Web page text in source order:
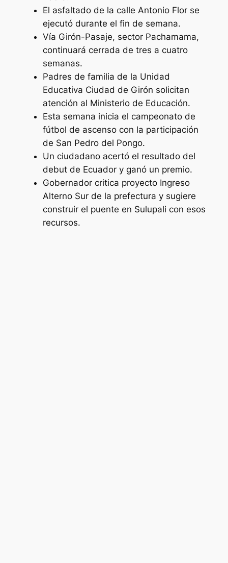
El asfaltado de la calle Antonio Flor se
ejecutó durante el fin de semana.
Vía Girón-Pasaje, sector Pachamama,
continuará cerrada de tres a cuatro
semanas.
Padres de familia de la Unidad
Educativa Ciudad de Girón solicitan
atención al Ministerio de Educación.
Esta semana inicia el campeonato de
fútbol de ascenso con la participación
de San Pedro del Pongo.
Un ciudadano acertó el resultado del
debut de Ecuador y ganó un premio.
Gobernador critica proyecto Ingreso
Alterno Sur de la prefectura y sugiere
construir el puente en Sulupali con esos
recursos.